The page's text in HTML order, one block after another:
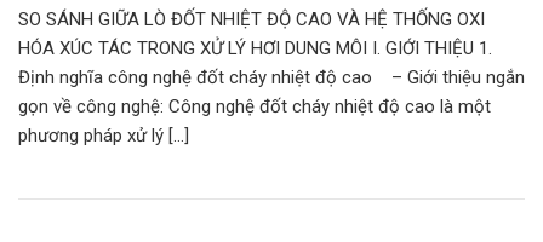
SO SÁNH GIỮA LÒ ĐỐT NHIỆT ĐỘ CAO VÀ HỆ THỐNG OXI
HÓA XÚC TÁC TRONG XỬ LÝ HƠI DUNG MÔI I. GIỚI THIỆU 1.
Định nghĩa công nghệ đốt cháy nhiệt độ cao – Giới thiệu ngắn
gọn về công nghệ: Công nghệ đốt cháy nhiệt độ cao là một
phương pháp xử lý […]